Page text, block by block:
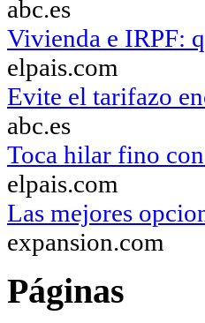
abc.es
Vivienda e IRPF:
elpais.com
Evite el tarifazo
abc.es
Toca hilar fino
elpais.com
Las mejores
expansion.com
Páginas